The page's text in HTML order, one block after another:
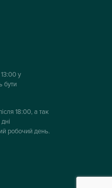
у
бути
18:00, а так
робочий день.